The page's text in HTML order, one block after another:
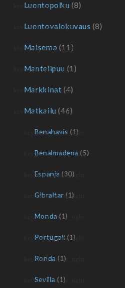
Luontopolku (8)
Luontovalokuvaus (8)
Maisema (11)
Mantelipuu (1)
Markkinat (4)
Matkailu (46)
Benahavis (1)
Benalmadena (5)
Espanja (30)
Gibraltar (1)
Monda (1)
Portugali (1)
Ronda (1)
Sevilla (1)